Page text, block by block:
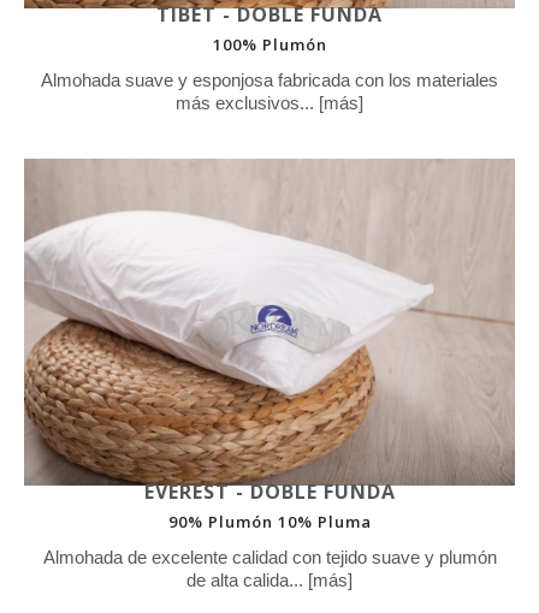
TIBET - DOBLE FUNDA
100% Plumón
Almohada suave y esponjosa fabricada con los materiales
más exclusivos... [más]
EVEREST - DOBLE FUNDA
90% Plumón 10% Pluma
Almohada de excelente calidad con tejido suave y plumón
de alta calida... [más]